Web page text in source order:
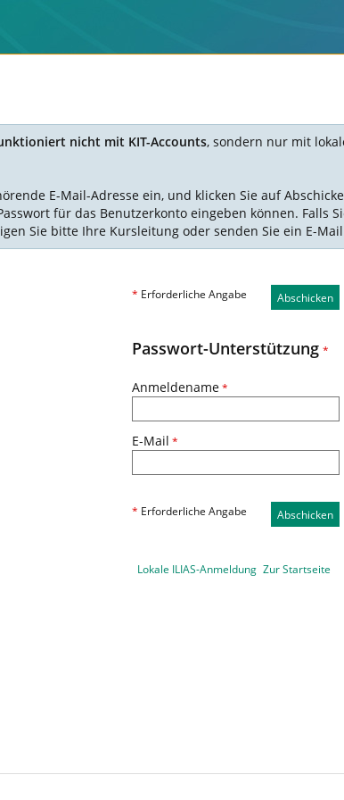
nicht mit KIT-Accounts, sondern nur mit
E-Mail-Adresse ein, und klicken Sie auf
für das Benutzerkonto eingeben können. Falls
Sie bitte Ihre Kursleitung oder senden Sie ein E-
Abschicken
* Erforderliche Angabe
Passwort-Unterstützung *
Anmeldename *
E-Mail *
* Erforderliche Angabe Abschicken
Lokale ILIAS-Anmeldung Zur Startseite